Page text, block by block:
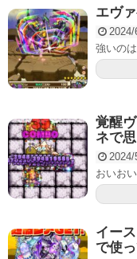
エヴ
2024/
強いの
覚醒
ネで
2024/
おいお
イー
で使